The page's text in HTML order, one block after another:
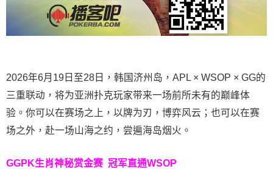
2026年6月19日至28日，韩国济州岛，APL × WSOP × GG的
三重联动，将为亚洲扑克玩家带来一场前所未有的巅峰体
验。 你可以在赛场之上，以牌为刃，博弈风云；也可以在赛
场之外，赴一场山海之约，尝遍海岛烟火。
GGPK生肖神秘赏金赛 冠军直通WSOP